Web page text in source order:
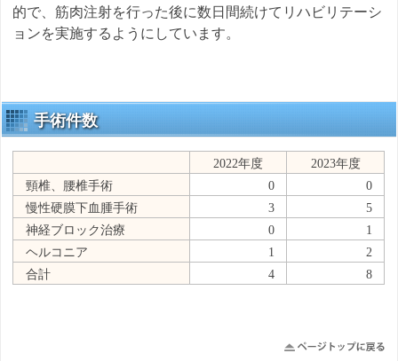
的で、筋肉注射を行った後に数日間続けてリハビリテーシ
ョンを実施するようにしています。
手術件数
2022年度
2023年度
頸椎、腰椎手術
0
0
慢性硬膜下血腫手術
3
5
神経ブロック治療
0
1
ヘルコニア
1
2
合計
4 8